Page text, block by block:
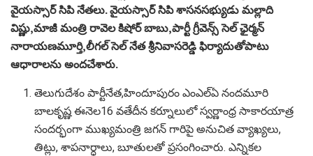
వైయస్సార్ సిపి నేతలు. వైయస్సార్ సిపి శాసనసభ్యుడు మల్లాది
విష్ణు,మాజీ మంత్రి రావెల కిషోర్ బాబు,పార్టీ గ్రీవెన్స్ సెల్ ఛైర్మన్
నారాయణమూర్తి,లీగల్ సెల్ నేత శ్రీనివాసరెడ్డి ఫిర్యాదుతోపాటు
ఆధారాలను అందచేశారు.
తెలుగుదేశం పార్టీనేత,హిందూపురం ఎంఎల్ఏ నందమూరి
బాలకృష్ణ ఈనెల16 వతేదీన కర్నూలులో స్వర్ణాంధ్ర సాకారయాత్ర
సందర్భంగా ముఖ్యమంత్రి జగన్ గారిపై అనుచిత వ్యాఖ్యలు,
తిట్లు, శాపనార్ధాలు, బూతులతో ప్రసంగించారు. ఎన్నికల